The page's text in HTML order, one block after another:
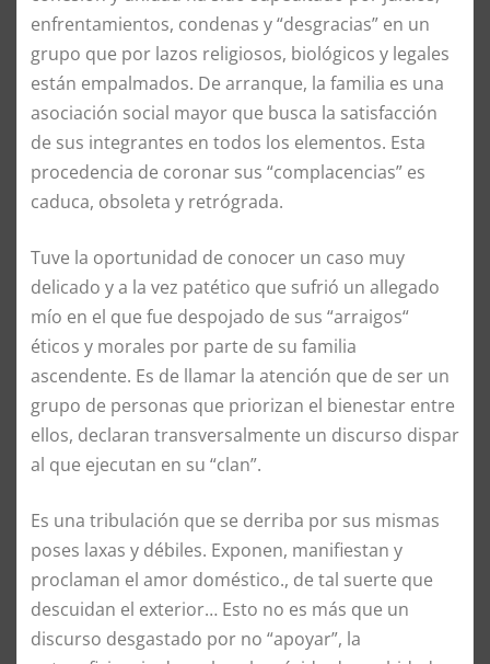
enfrentamientos, condenas y “desgracias” en un
grupo que por lazos religiosos, biológicos y legales
están empalmados. De arranque, la familia es una
asociación social mayor que busca la satisfacción
de sus integrantes en todos los elementos. Esta
procedencia de coronar sus “complacencias” es
caduca, obsoleta y retrógrada.
Tuve la oportunidad de conocer un caso muy
delicado y a la vez patético que sufrió un allegado
mío en el que fue despojado de sus “arraigos“
éticos y morales por parte de su familia
ascendente. Es de llamar la atención que de ser un
grupo de personas que priorizan el bienestar entre
ellos, declaran transversalmente un discurso dispar
al que ejecutan en su “clan”.
Es una tribulación que se derriba por sus mismas
poses laxas y débiles. Exponen, manifiestan y
proclaman el amor doméstico., de tal suerte que
descuidan el exterior… Esto no es más que un
discurso desgastado por no “apoyar”, la